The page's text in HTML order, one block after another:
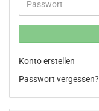
Passwort
Konto erstellen
Passwort vergessen?